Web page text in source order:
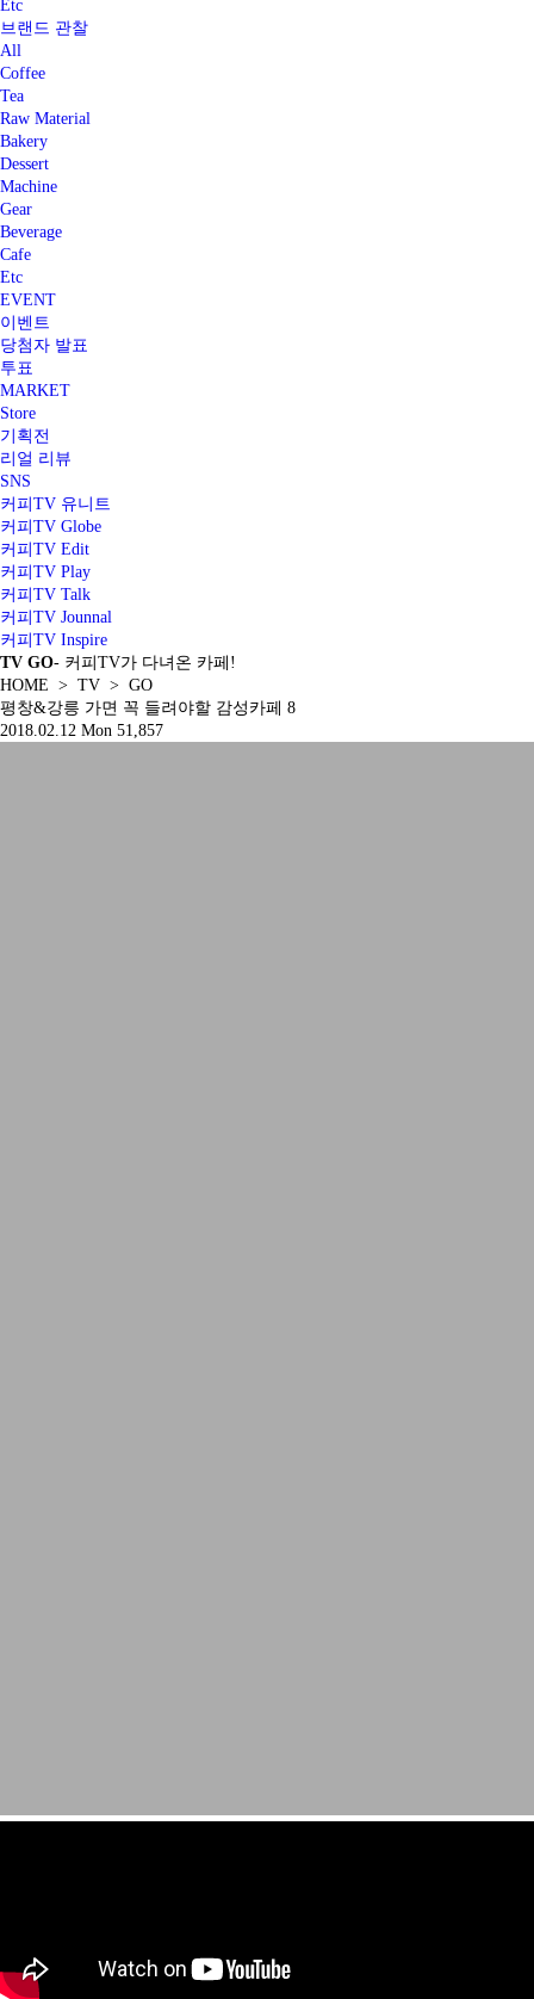
Etc
브랜드 관찰
All
Coffee
Tea
Raw Material
Bakery
Dessert
Machine
Gear
Beverage
Cafe
Etc
EVENT
이벤트
당첨자 발표
투표
MARKET
Store
기획전
리얼 리뷰
SNS
커피TV 유니트
커피TV Globe
커피TV Edit
커피TV Play
커피TV Talk
커피TV Jounnal
커피TV Inspire
TV GO- 커피TV가 다녀온 카페!
HOME > TV > GO
평창&강릉 가면 꼭 들려야할 감성카페 8
2018.02.12 Mon 51,857